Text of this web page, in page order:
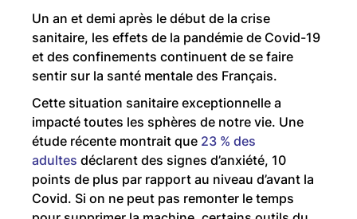
Un an et demi après le début de la crise
sanitaire, les effets de la pandémie de Covid-19
et des confinements continuent de se faire
sentir sur la santé mentale des Français.
Cette situation sanitaire exceptionnelle a
impacté toutes les sphères de notre vie. Une
étude récente montrait que 23 % des
adultes déclarent des signes d’anxiété, 10
points de plus par rapport au niveau d’avant la
Covid. Si on ne peut pas remonter le temps